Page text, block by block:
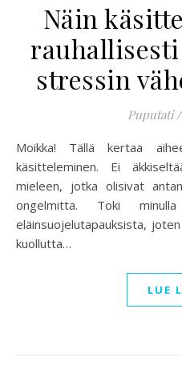
Näin
stressin
Puputati /
Moikka! Tällä kertaa aiheena on kanien rauhallinen
käsitteleminen. Ei
mieleen, jotka olisivat
ongelmitta. Toki
eläinsuojelutapauksista,
kuollutta…
LUE